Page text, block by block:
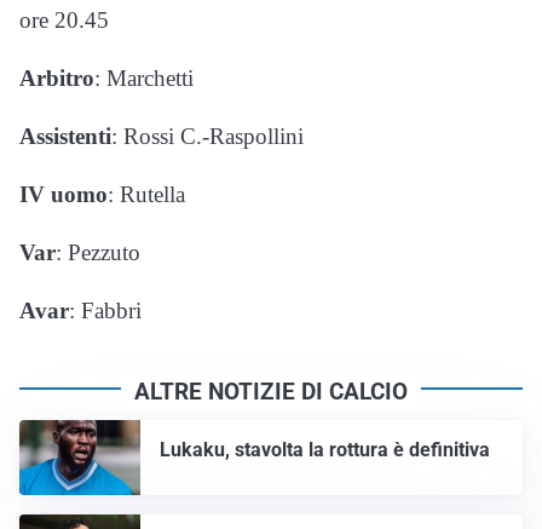
ore 20.45
Arbitro: Marchetti
Assistenti: Rossi C.-Raspollini
IV uomo: Rutella
Var: Pezzuto
Avar: Fabbri
ALTRE NOTIZIE DI CALCIO
Lukaku, stavolta la rottura è definitiva